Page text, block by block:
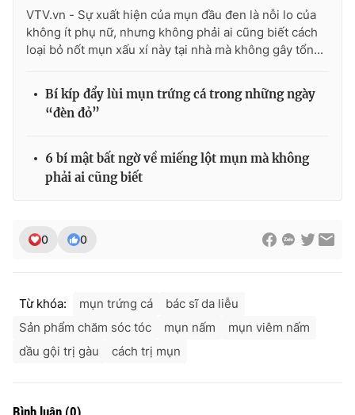
VTV.vn - Sự xuất hiện của mụn đầu đen là nỗi lo của
không ít phụ nữ, nhưng không phải ai cũng biết cách
loại bỏ nốt mụn xấu xí này tại nhà mà không gây tổn...
Bí kíp đẩy lùi mụn trứng cá trong những ngày
“đèn đỏ”
6 bí mật bất ngờ về miếng lột mụn mà không
phải ai cũng biết
0 0
Từ khóa: mụn trứng cá
bác sĩ da liễu
Sản phẩm chăm sóc tóc
mụn nấm
mụn viêm nấm
dầu gội trị gàu
cách trị mụn
Bình luận (0)